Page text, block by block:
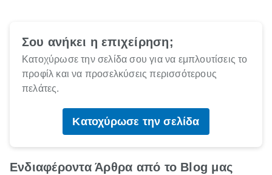
Σου ανήκει η επιχείρηση;
Κατοχύρωσε την σελίδα σου για να εμπλουτίσεις το
προφίλ και να προσελκύσεις περισσότερους
πελάτες.
Κατοχύρωσε την σελίδα
Ενδιαφέροντα Άρθρα από το Blog μας